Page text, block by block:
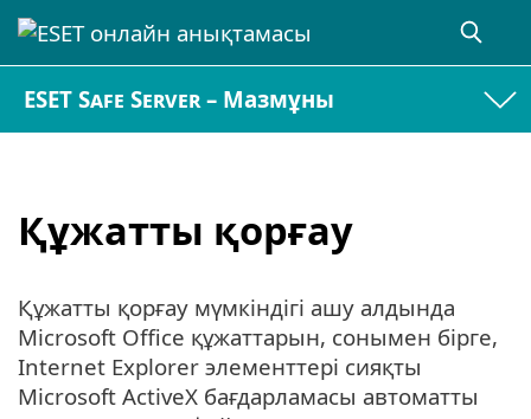
ESET Safe Server – Мазмұны
Құжатты қорғау
Құжатты қорғау мүмкіндігі ашу алдында
Microsoft Office құжаттарын, сонымен бірге,
Internet Explorer элементтері сияқты
Microsoft ActiveX бағдарламасы автоматты